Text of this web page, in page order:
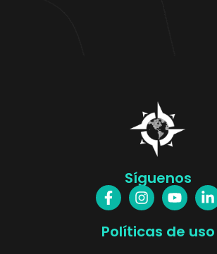
Síguenos
Políticas de uso